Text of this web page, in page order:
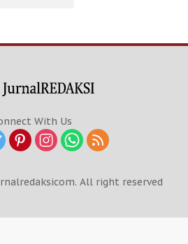
With Us
All right reserved